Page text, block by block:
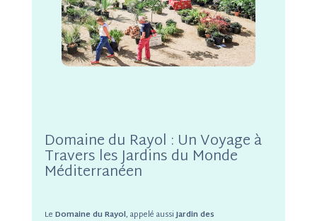
Domaine du Rayol : Un Voyage à
Travers les Jardins du Monde
Méditerranéen
Le Domaine du Rayol, appelé aussiJardin des